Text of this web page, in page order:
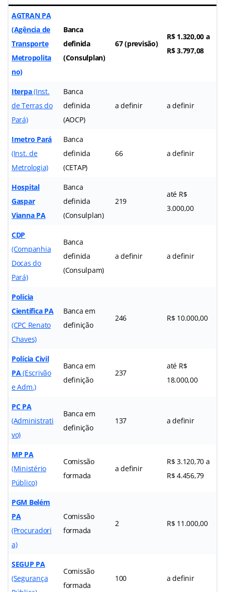
AGTRAN PA
(Agência de
Transporte
Metropolita
no)
Banca
definida
(Consulplan)
67 (previsão)
R$ 1.320,00 a
R$ 3.797,08
Iterpa(Inst.
de Terras do
Pará)
Banca
definida
(AOCP)
a definir a definir
Imetro Pará
(Inst. de
Metrologia)
Banca
definida
(CETAP)
66 a definir
Hospital
Gaspar
Vianna PA
Banca
definida
(Consulplan)
219
até R$
3.000,00
CDP
(Companhia
Docas do
Pará)
Banca
definida
(Consulpam)
a definir a definir
Polícia
Científica PA
(CPC Renato
Chaves)
Banca em
definição
246 R$ 10.000,00
Polícia Civil
PA(Escrivão
e Adm.)
Banca em
definição
237
até R$
18.000,00
PC PA
(Administrati
vo)
Banca em
definição
137 a definir
MP PA
(Ministério
Público)
Comissão
formada
a definir
R$ 3.120,70 a
R$ 4.456,79
PGM Belém
PA
(Procuradori
a)
Comissão
formada
2 R$ 11.000,00
SEGUP PA
(Segurança
Comissão
formada
100 a definir